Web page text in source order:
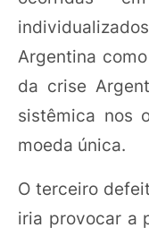
Argentina
da crise
sistêmica nos
moeda única.
O terceiro
iria provocar a